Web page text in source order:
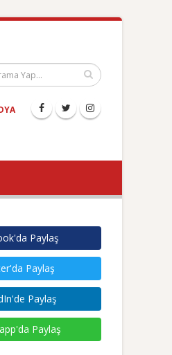
Paylaş
Paylaş
Paylaş
Paylaş